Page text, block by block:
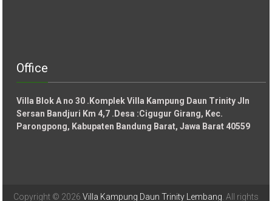
Office
Villa Blok A no 30 .Komplek Villa Kampung Daun Trinity Jln
Sersan Bandjuri Km 4,7 .Desa :Cigugur Girang, Kec.
Parongpong, Kabupaten Bandung Barat, Jawa Barat 40559
Copyright © 2026 Villa Kampung Daun Trinity Lembang. All rights